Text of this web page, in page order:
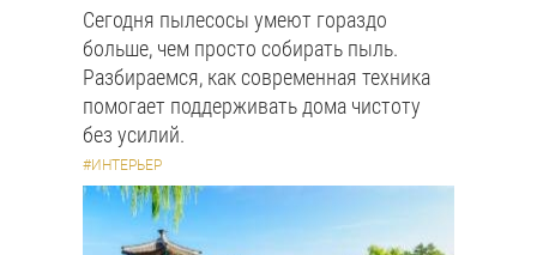
Сегодня пылесосы умеют гораздо
больше, чем просто собирать пыль.
Разбираемся, как современная техника
помогает поддерживать дома чистоту
без усилий.
#ИНТЕРЬЕР